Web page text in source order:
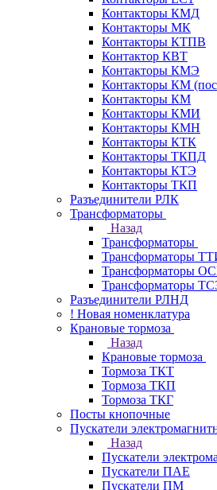
Контакторы КМД
Контакторы МК
Контакторы КТПВ
Контактор КВТ
Контакторы КМЭ
Контакторы КМ
Контакторы КМ
Контакторы КМИ
Контакторы КМН
Контакторы КТК
Контакторы ТКПД
Контакторы КТЭ
Контакторы ТКП
Разъединители РЛК
Трансформаторы
Назад
Трансформаторы
Трансформаторы
Трансформаторы
Трансформаторы
Разъединители РЛНД
! Новая номенклатура
Крановые тормоза
Назад
Крановые тормоза
Тормоза ТКТ
Тормоза ТКП
Тормоза ТКГ
Посты кнопочные
Пускатели
Назад
Пускатели
Пускатели ПАЕ
Пускатели ПМ